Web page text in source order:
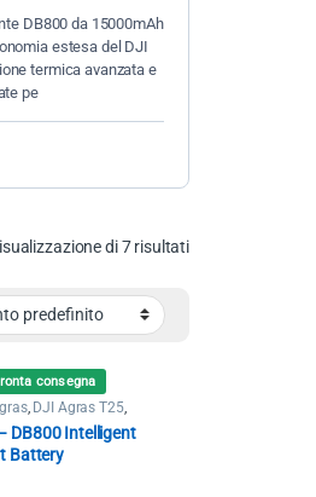
DB800 da 15000mAh
estesa del DJI
termica avanzata e
pe
di 7 risultati
consegna
, DJI Agras T25,
DB800 Intelligent
Battery